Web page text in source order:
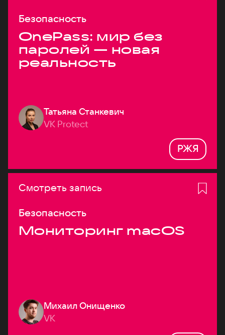
Безопасность
OnePass: мир без
паролей — новая
реальность
Татьяна Станкевич
VK Protect
РЖЯ
Смотреть запись
Безопасность
Мониторинг macOS
Михаил Онищенко
VK